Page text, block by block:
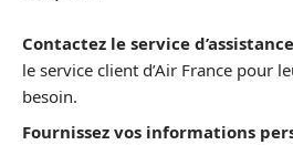
Contactez le service
le service client d’Air France pour
besoin.
Fournissez vos informations